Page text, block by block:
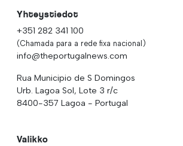
Yhteystiedot
+351 282 341 100
(Chamada para a rede fixa nacional)
info@theportugalnews.com
Rua Municipio de S Domingos
Urb. Lagoa Sol, Lote 3 r/c
8400-357 Lagoa - Portugal
Valikko